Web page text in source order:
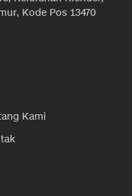
Kode Pos 13470
Kami